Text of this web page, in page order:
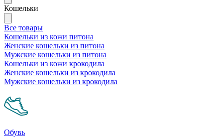
Кошельки
Все товары
Кошельки из кожи питона
Женские кошельки из питона
Мужские кошельки из питона
Кошельки из кожи крокодила
Женские кошельки из крокодила
Мужские кошельки из крокодила
Обувь